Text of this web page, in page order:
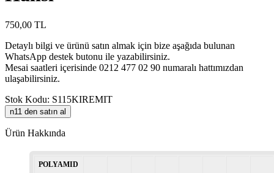
750,00 TL
Detaylı bilgi ve ürünü satın almak için bize aşağıda bulunan
WhatsApp destek butonu ile yazabilirsiniz.
Mesai saatleri içerisinde 0212 477 02 90 numaralı hattımızdan
ulaşabilirsiniz.
Stok Kodu: S115KIREMIT
n11 den satın al
Ürün Hakkında
POLYAMID